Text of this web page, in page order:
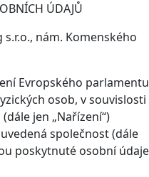
ÚDAJŮ
nám. Komenského
Evropského parlamentu
osob, v souvislosti
jen „Nařízení“)
společnost (dále
poskytnuté osobní údaje